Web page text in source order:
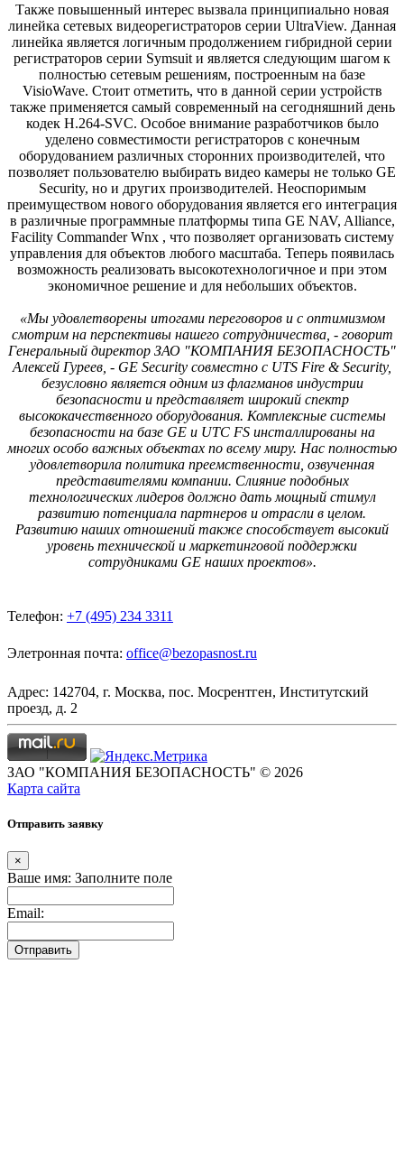
Также повышенный интерес вызвала принципиально новая
линейка сетевых видеорегистраторов серии UltraView. Данная
линейка является логичным продолжением гибридной серии
регистраторов серии Symsuit и является следующим шагом к
полностью сетевым решениям, построенным на базе
VisioWave. Стоит отметить, что в данной серии устройств
также применяется самый современный на сегодняшний день
кодек H.264-SVC. Особое внимание разработчиков было
уделено совместимости регистраторов с конечным
оборудованием различных сторонних производителей, что
позволяет пользователю выбирать видео камеры не только GE
Security, но и других производителей. Неоспоримым
преимуществом нового оборудования является его интеграция
в различные программные платформы типа GE NAV, Alliance,
Facility Commander Wnx , что позволяет организовать систему
управления для объектов любого масштаба. Теперь появилась
возможность реализовать высокотехнологичное и при этом
экономичное решение и для небольших объектов.
«Мы удовлетворены итогами переговоров и с оптимизмом
смотрим на перспективы нашего сотрудничества, - говорит
Генеральный директор ЗАО "КОМПАНИЯ БЕЗОПАСНОСТЬ"
Алексей Гуреев, - GE Security совместно с UTS Fire & Security,
безусловно является одним из флагманов индустрии
безопасности и представляет широкий спектр
высококачественного оборудования. Комплексные системы
безопасности на базе GE и UTC FS инсталлированы на
многих особо важных объектах по всему миру. Нас полностью
удовлетворила политика преемственности, озвученная
представителями компании. Слияние подобных
технологических лидеров должно дать мощный стимул
развитию потенциала партнеров и отрасли в целом.
Развитию наших отношений также способствует высокий
уровень технической и маркетинговой поддержки
сотрудниками GE наших проектов».
Телефон: +7 (495) 234 3311
Элетронная почта: office@bezopasnost.ru
Адрес: 142704, г. Москва, пос. Мосрентген, Институтский
проезд, д. 2
ЗАО "КОМПАНИЯ БЕЗОПАСНОСТЬ" © 2026
Карта сайта
Отправить заявку
×
Ваше имя: Заполните поле
Email:
Отправить